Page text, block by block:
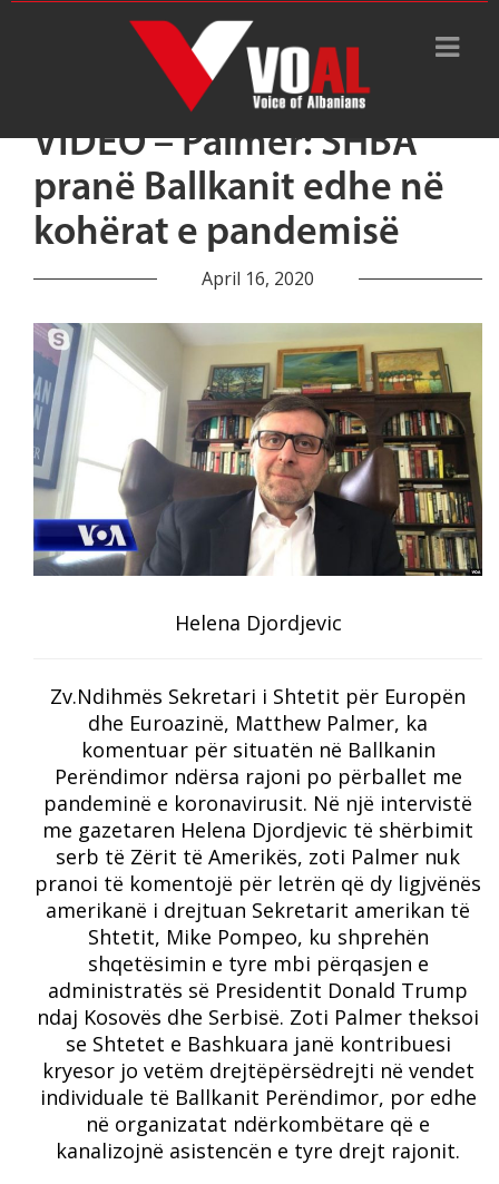
VIDEO – Palmer: SHBA
pranë Ballkanit edhe në
kohërat e pandemisë
April 16, 2020
Helena Djordjevic
Zv.Ndihmës Sekretari i Shtetit për Europën
dhe Euroazinë, Matthew Palmer, ka
komentuar për situatën në Ballkanin
Perëndimor ndërsa rajoni po përballet me
pandeminë e koronavirusit. Në një intervistë
me gazetaren Helena Djordjevic të shërbimit
serb të Zërit të Amerikës, zoti Palmer nuk
pranoi të komentojë për letrën që dy ligjvënës
amerikanë i drejtuan Sekretarit amerikan të
Shtetit, Mike Pompeo, ku shprehën
shqetësimin e tyre mbi përqasjen e
administratës së Presidentit Donald Trump
ndaj Kosovës dhe Serbisë. Zoti Palmer theksoi
se Shtetet e Bashkuara janë kontribuesi
kryesor jo vetëm drejtëpërsëdrejti në vendet
individuale të Ballkanit Perëndimor, por edhe
në organizatat ndërkombëtare që e
kanalizojnë asistencën e tyre drejt rajonit.